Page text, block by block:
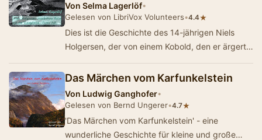
Von Selma Lagerlöf•
Gelesen von LibriVox Volunteers•4.4★
Dies ist die Geschichte des 14-jährigen Niels
Holgersen, der von einem Kobold, den er ärgert,
Das Märchen vom Karfunkelstein
Von Ludwig Ganghofer•
Gelesen von Bernd Ungerer•4.7★
'Das Märchen vom Karfunkelstein' - eine
wunderliche Geschichte für kleine und große